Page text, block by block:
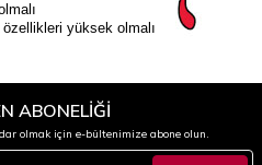
yüksek olmalı
ABONELİĞİ
olmak için e-bültenimize abone olun.